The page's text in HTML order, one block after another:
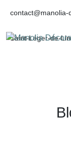
contact@manolia-
Saint-Léger-de-